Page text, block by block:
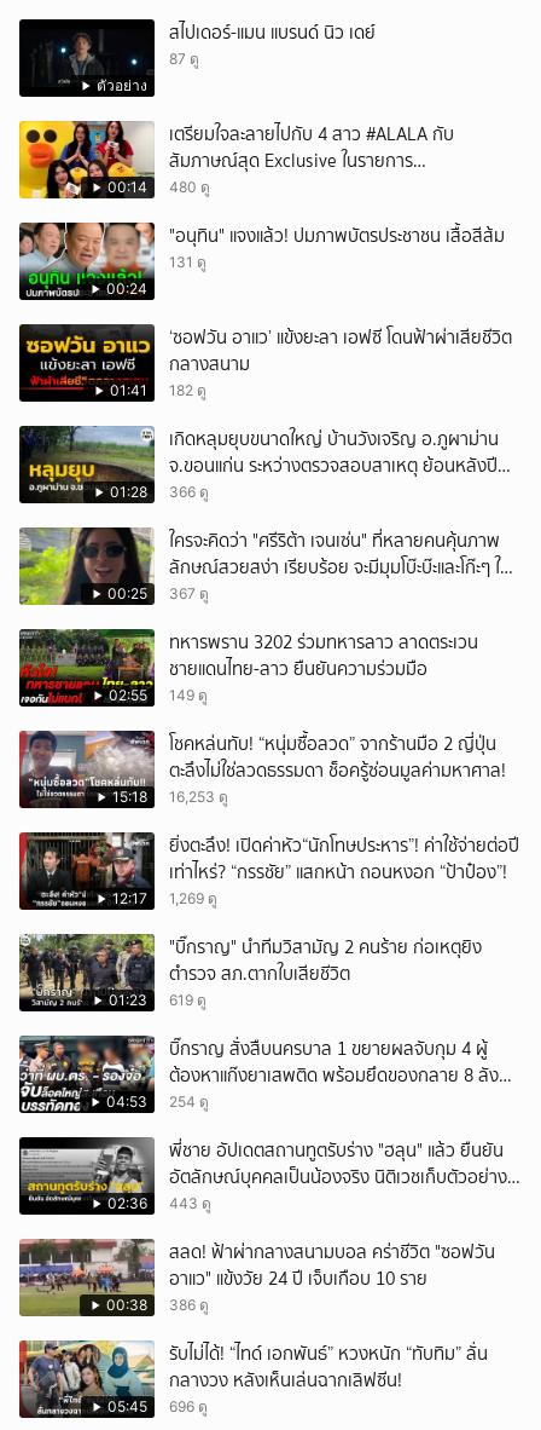
ตัวอย่าง
สไปเดอร์-แมน แบรนด์ นิว เดย์
87 ดู
00:14
เตรียมใจละลายไปกับ 4 สาว #ALALA กับ
สัมภาษณ์สุด Exclusive ในรายการ
#POPCORNER เร็ว ๆ นี้ที่ #LINETODAYPOP
480 ดู
00:24
"อนุทิน" แจงแล้ว! ปมภาพบัตรประชาชน เสื้อสีส้ม
131 ดู
01:41
‘ซอฟวัน อาแว’ แข้งยะลา เอฟซี โดนฟ้าผ่าเสียชีวิต
กลางสนาม
182 ดู
01:28
เกิดหลุมยุบขนาดใหญ่ บ้านวังเจริญ อ.ภูผาม่าน
จ.ขอนแก่น ระหว่างตรวจสอบสาเหตุ ย้อนหลังปี
2568 พบเคยพบหลุมยุบมาแล้วครั้งหนึ่ง
366 ดู
00:25
ใครจะคิดว่า "ศรีริต้า เจนเซ่น" ที่หลายคนคุ้นภาพ
ลักษณ์สวยสง่า เรียบร้อย จะมีมุมโบ๊ะบ๊ะและโก๊ะๆ ให้
ได้อมยิ้มเหมือนกัน งานนี้ทำเอาแฟนๆ ทั้งเอ็นดูทั้ง
367 ดู
02:55
ทหารพราน 3202 ร่วมทหารลาว ลาดตระเวน
ชายแดนไทย-ลาว ยืนยันความร่วมมือ
149 ดู
15:18
โชคหล่นทับ! “หนุ่มซื้อลวด” จากร้านมือ 2 ญี่ปุ่น
ตะลึงไม่ใช่ลวดธรรมดา ช็อครู้ซ่อนมูลค่ามหาศาล!
16,253 ดู
12:17
ยิ่งตะลึง! เปิดค่าหัว“นักโทษประหาร”! ค่าใช้จ่ายต่อปี
เท่าไหร่? “กรรชัย” แสกหน้า ถอนหงอก “ป้าป๋อง”!
1,269 ดู
01:23
"บิ๊กราญ" นำทีมวิสามัญ 2 คนร้าย ก่อเหตุยิง
ตำรวจ สภ.ตากใบเสียชีวิต
619 ดู
04:53
บิ๊กราญ สั่งสืบนครบาล 1 ขยายผลจับกุม 4 ผู้
ต้องหาแก๊งยาเสพติด พร้อมยึดของกลาย 8 ลัง
ส่งผ่านขนส่งเอกชนเข้า กทม.
254 ดู
02:36
พี่ชาย อัปเดตสถานทูตรับร่าง "ฮลุน" แล้ว ยืนยัน
อัตลักษณ์บุคคลเป็นน้องจริง นิติเวชเก็บตัวอย่าง
และหลักฐานทางนิติวิทยาศาสตร์ที่จำเป็นตรวจ
443 ดู
00:38
สลด! ฟ้าผ่ากลางสนามบอล คร่าชีวิต "ซอฟวัน
อาแว" แข้งวัย 24 ปี เจ็บเกือบ 10 ราย
386 ดู
05:45
รับไม่ได้! “ไทด์ เอกพันธ์” หวงหนัก “ทับทิม” ลั่น
กลางวง หลังเห็นเล่นฉากเลิฟซีน!
696 ดู